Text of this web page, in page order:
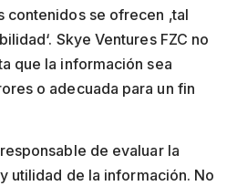
contenidos se ofrecen ‚tal
Skye Ventures FZC no
que la información sea
o adecuada para un fin
de evaluar la
utilidad de la información. No